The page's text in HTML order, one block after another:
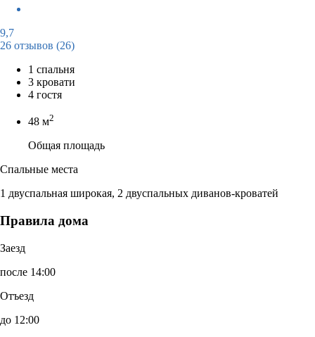
9,7
26 отзывов (26)
1 спальня
3 кровати
4 гостя
48 м2
Общая площадь
Спальные места
1 двуспальная широкая, 2 двуспальных диванов-кроватей
Правила дома
Заезд
после 14:00
Отъезд
до 12:00